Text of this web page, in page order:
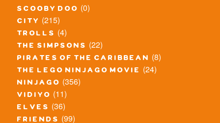
scooby doo (0)
city (215)
trolls (4)
the simpsons (22)
pirates of the caribbean (8)
the lego ninjago movie (24)
ninjago (356)
vidiyo (11)
elves (36)
friends (99)